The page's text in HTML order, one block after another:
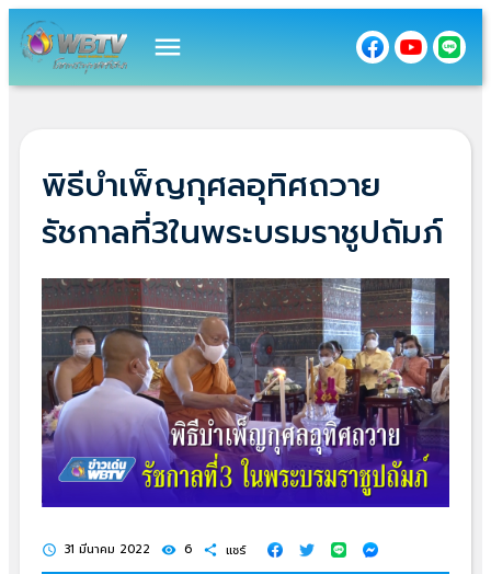
menu
พิธีบำเพ็ญกุศลอุทิศถวาย
รัชกาลที่3ในพระบรมราชูปถัมภ์
schedule 31 มีนาคม 2022 visibility 6 share แชร์